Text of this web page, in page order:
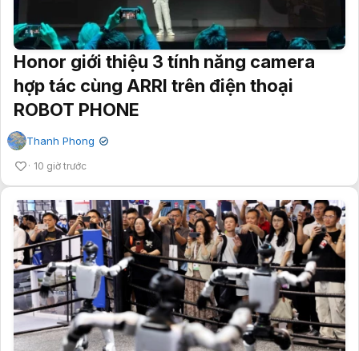
Honor giới thiệu 3 tính năng camera
hợp tác cùng ARRI trên điện thoại
ROBOT PHONE
Thanh Phong ✔
10 giờ trước